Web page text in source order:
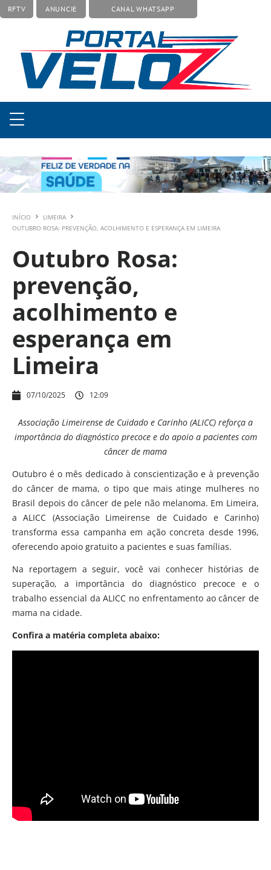
RFTV ANUNCIE CANAL WHATSAPP
INÍCIO
LIMEIRA
OUTUBRO ROSA: PREVENÇÃO, ACOLHIMENTO E ESPERANÇA EM LIMEIRA
Outubro Rosa:
prevenção,
acolhimento e
esperança em
Limeira
07/10/2025 12:09
Associação Limeirense de Cuidado e Carinho (ALICC) reforça a
importância do diagnóstico precoce e do apoio a pacientes com
câncer de mama
Outubro é o mês dedicado à conscientização e à prevenção
do câncer de mama, o tipo que mais atinge mulheres no
Brasil depois do câncer de pele não melanoma. Em Limeira,
a ALICC (Associação Limeirense de Cuidado e Carinho)
transforma essa campanha em ação concreta desde 1996,
oferecendo apoio gratuito a pacientes e suas famílias.
Na reportagem a seguir, você vai conhecer histórias de
superação, a importância do diagnóstico precoce e o
trabalho essencial da ALICC no enfrentamento ao câncer de
mama na cidade.
Confira a matéria completa abaixo: